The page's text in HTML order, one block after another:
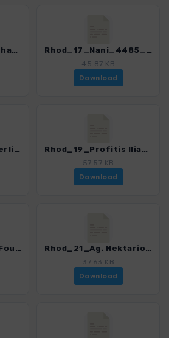
Rhod_16_Laerma Thari_4485_2.gpx Rhod_17_Nani_4485_2.gpx
45.87 KB
Download
Rhod_18_Schmetterlingstal Salakos_4485_2.gpx Rhod_19_Profitis Ilias_4485_2.gpx
57.57 KB
Download
Rhod_20_Eleousa Fountoukli_4485_2.gpx Rhod_21_Ag. Nektarios_4485_2.gpx
37.63 KB
Download